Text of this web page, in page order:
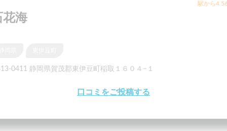
駅から
花海
0411 静岡県賀茂郡東伊豆町稲取１６０４−１
口コミをご投稿する